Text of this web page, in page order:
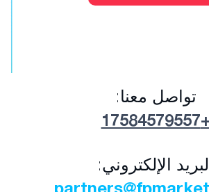
تواصل معنا:
+17584579557
الإلكتروني: